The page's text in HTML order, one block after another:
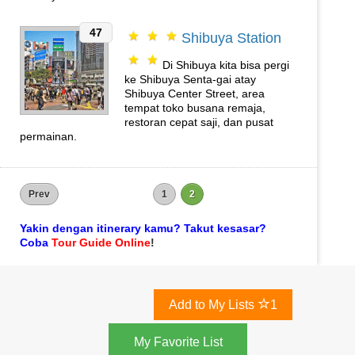
47 Shibuya Station
Di Shibuya kita bisa pergi
ke Shibuya Senta-gai atay
Shibuya Center Street, area
tempat toko busana remaja,
restoran cepat saji, dan pusat
permainan.
Prev 1 2
Yakin dengan itinerary kamu? Takut kesasar?
Coba Tour Guide Online!
Add to My Lists 1